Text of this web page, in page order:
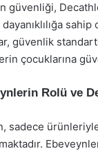
güvenliği,
güvenlik
çocuklarına
Rolü ve
sadece